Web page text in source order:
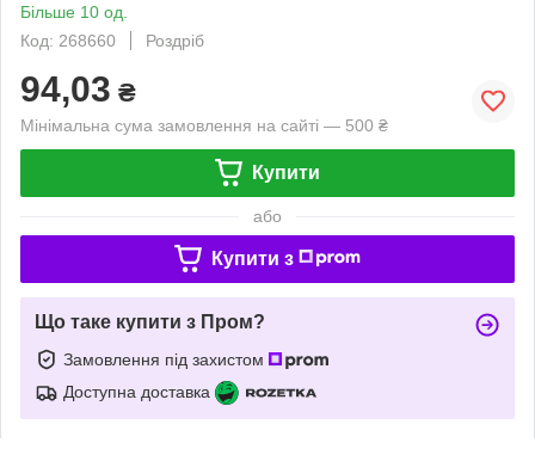
Більше 10 од.
Код: 268660
Роздріб
94,03 ₴
Мінімальна сума замовлення на сайті — 500 ₴
Купити
або
Купити з
Що таке купити з Пром?
Замовлення під захистом
Доступна доставка